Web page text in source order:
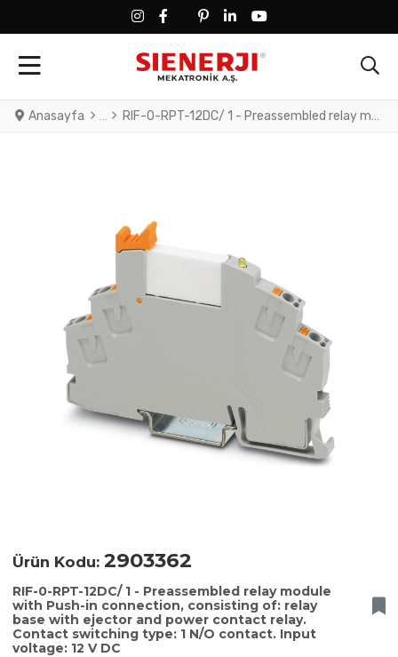
FACEBOOK SOCIAL LINK
FACEBOOK SOCIAL LINK
TWITTER SOCIAL LINK
PINTEREST SOCIAL LINK
LINKEDIN SOCIAL LINK
YOUTUBE SOCIAL LINK
Anasayfa RIF-0-RPT-12DC/ 1 - Preassembled relay module with Push-in connection, consisting of: relay base with ejector and power contact relay. Contact switching type: 1 N/O contact. Input voltage: 12 V DC
Ürün Kodu: 2903362
RIF-0-RPT-12DC/ 1 - Preassembled relay module
with Push-in connection, consisting of: relay
base with ejector and power contact relay.
Contact switching type: 1 N/O contact. Input
voltage: 12 V DC